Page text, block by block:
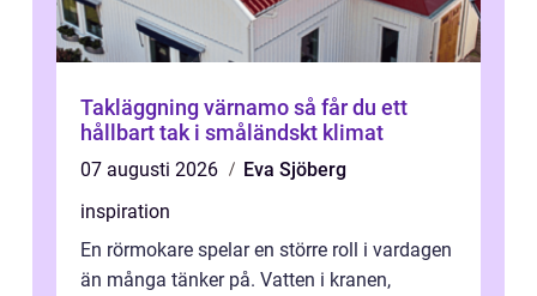
Takläggning värnamo så får du ett
hållbart tak i småländskt klimat
07 augusti 2026
Eva Sjöberg
inspiration
En rörmokare spelar en större roll i vardagen
än många tänker på. Vatten i kranen,